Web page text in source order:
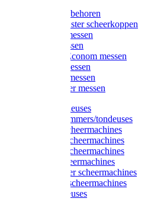
Messen toebehoren
Moser & Oster scheerkoppen
Hauptner messen
Liscop messen
Aesculap/Econom messen
Heiniger messen
Constanta messen
FarmClipper messen
Moser tondeuses
Overige trimmers/tondeuses
Heiniger scheermachines
Hauptner scheermachines
Aesculap scheermachines
Liscop scheermachines
FarmClipper scheermachines
Constanta scheermachines
Wahl tondeuses